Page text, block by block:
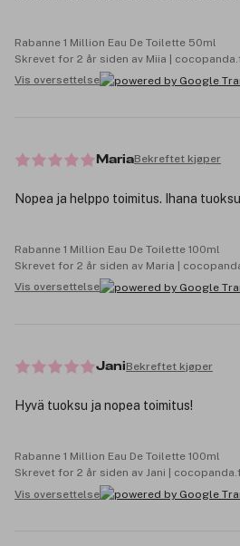
Rabanne 1 Million Eau De Toilette 50ml
Skrevet for 2 år siden av Miia |
Vis oversettelse
MariaBekreftet kjøper
Nopea ja helppo toimitus. Ihana
Rabanne 1 Million Eau De Toilette 100ml
Skrevet for 2 år siden av Maria |
Vis oversettelse
JaniBekreftet kjøper
Hyvä tuoksu ja nopea toimitus!
Rabanne 1 Million Eau De Toilette 100ml
Skrevet for 2 år siden av Jani |
Vis oversettelse